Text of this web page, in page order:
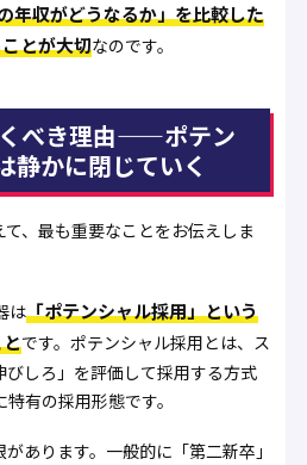
年収がどうなるか」を比較した
とが大切なのです。
べき理由——ポテン
静かに閉じていく
、最も重要なことをお伝えしま
は「ポテンシャル採用」という
です。ポテンシャル採用とは、ス
しろ」を評価して採用する方式
有の採用形態です。
あります。一般的に「第二新卒」